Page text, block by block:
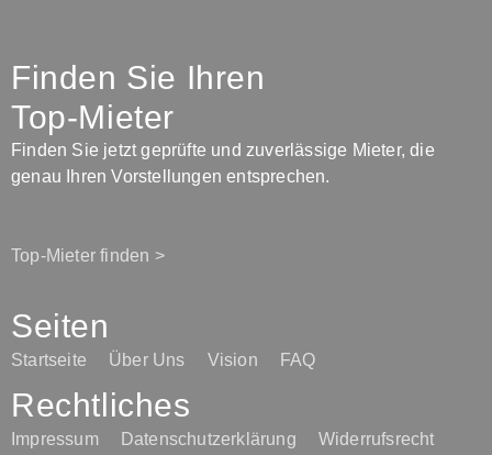
Finden Sie Ihren
Top-Mieter
Finden Sie jetzt geprüfte und zuverlässige Mieter, die
genau Ihren Vorstellungen entsprechen.
Top-Mieter finden >
Seiten
Startseite Über Uns Vision FAQ
Rechtliches
Impressum Datenschutzerklärung Widerrufsrecht